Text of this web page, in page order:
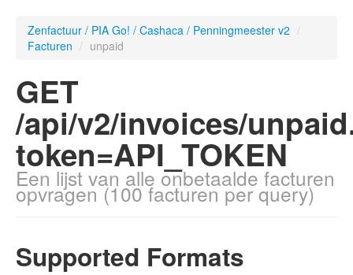
Zenfactuur / PIA Go! / Cashaca / Penningmeester v2 /
Facturen / unpaid
GET
/api/v2/invoices/
token=API_TOKEN
Een lijst van alle onbetaalde facturen
opvragen (100 facturen per query)
Supported Formats